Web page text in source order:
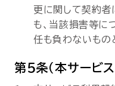
更に関して契約者
も、当該損害等に
任も負わないもの
第5条（本サービ